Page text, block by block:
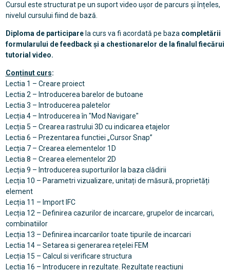
Cursul este structurat pe un suport video ușor de parcurs și înțeles,
nivelul cursului fiind de bază.
Diploma de participarela curs va fi acordată pe baza completării
formularului de feedback și a chestionarelor de la finalul fiecărui
tutorial video.
Conținut curs:
Lectia 1 – Creare proiect
Lectia 2 – Introducerea barelor de butoane
Lectia 3 – Introducerea paletelor
Lecția 4 – Introducerea în "Mod Navigare"
Lecția 5 – Crearea rastrului 3D cu indicarea etajelor
Lectia 6 – Prezentarea functiei „Cursor Snap”
Lecția 7 – Crearea elementelor 1D
Lectia 8 – Crearea elementelor 2D
Lecția 9 – Introducerea suporturilor la baza clădirii
Lecția 10 – Parametri vizualizare, unitați de măsură, proprietăți
element
Lecția 11 – Import IFC
Lecția 12 – Definirea cazurilor de incarcare, grupelor de incarcari,
combinatiilor
Lecția 13 – Definirea incarcarilor toate tipurile de incarcari
Lectia 14 – Setarea si generarea rețelei FEM
Lecția 15 – Calcul si verificare structura
Lectia 16 – Introducere in rezultate. Rezultate reactiuni